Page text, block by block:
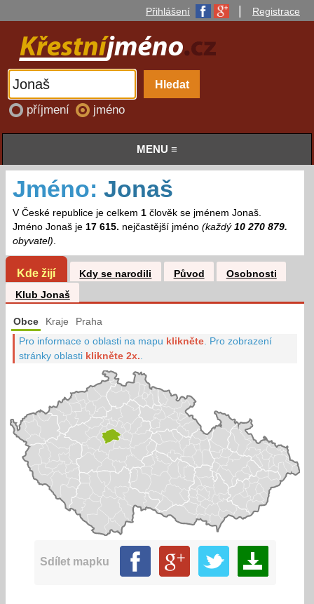
Přihlášení Registrace
příjmení jméno
MENU ≡
Jméno: Jonaš
V České republice je celkem 1člověk se jménem Jonaš.
Jméno Jonaš je 17 615. nejčastější jméno (každý 10 270 879.
obyvatel).
Kde žijí Kdy se narodili Původ
Osobnosti
Klub Jonaš
Obce Kraje Praha
Pro informace o oblasti na mapu klikněte Pro zobrazení
stránky oblasti klikněte 2x.
Sdílet mapku